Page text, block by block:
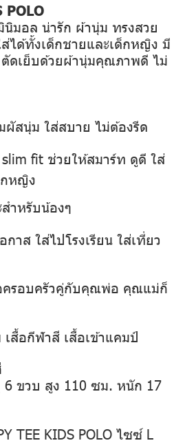
POLO
นิมอล น่ารัก ผ้านุ่ม ทรงสวย
ได้ทั้งเด็กชายและเด็กหญิง มี
ดเย็บด้วยผ้านุ่มคุณภาพดี ไม่
ผัสนุ่ม ใส่สบาย ไม่ต้องรีด
fit ช่วยให้สมาร์ท ดูดี ใส่
กหญิง
ำหรับน้องๆ
าส ใส่ไปโรงเรียน ใส่เที่ยว
ครอบครัวคู่กับคุณพ่อ คุณแม่ก็
เสื้อกีฬาสี เสื้อเข้าแคมป์
ขวบ สูง 110 ซม. หนัก 17
TEE KIDS POLO ไซซ์ L